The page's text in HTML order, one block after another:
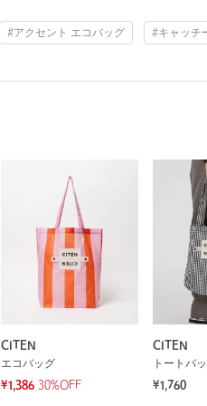
#アクセント エコバッグ #キャッチ
CITEN
エコバッグ
¥1,386 30%OFF
CITEN
トートバ
¥1,760